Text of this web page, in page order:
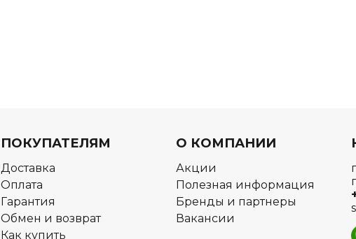
ПОКУПАТЕЛЯМ
Доставка
Оплата
Гарантия
Обмен и возврат
Как купить
О КОМПАНИИ
Акции
Полезная информация
Бренды и партнеры
Вакансии